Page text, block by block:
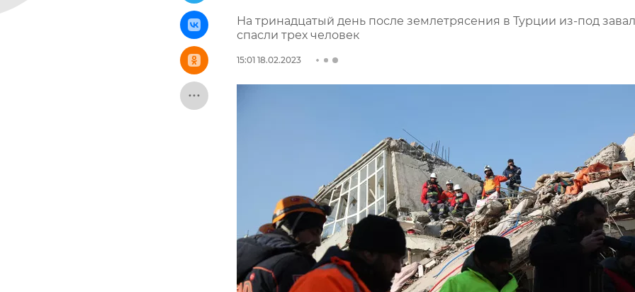
На тринадцатый день после землетрясения в Турции из-под
спасли трех человек
15:01 18.02.2023